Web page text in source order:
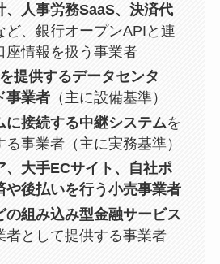
、人事労務SaaS、決済代
ど、銀行オープンAPIと連
座情報を扱う事業者
提供するデータセンタ
事業者 （主に設備基準）
に接続する中継システムを
る事業者（主に実務基準）
、大手ECサイト、自社ポ
や後払いを行う小売事業者
の組み込み型金融サービス
者として提供する事業者